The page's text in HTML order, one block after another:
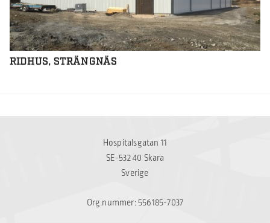
RIDHUS, STRÄNGNÄS
Hospitalsgatan 11
SE-532 40 Skara
Sverige
Org.nummer: 556185-7037